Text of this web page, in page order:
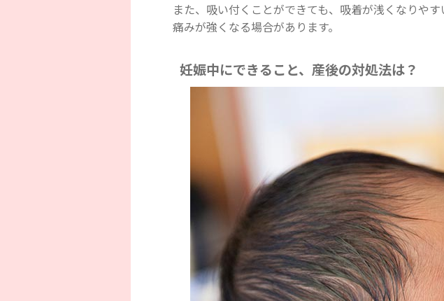
また、吸い付くことができても、吸着が浅くなりや
痛みが強くなる場合があります。
妊娠中にできること、産後の対処法は？